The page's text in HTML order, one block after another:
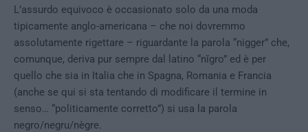
L’assurdo equivoco è occasionato solo da una moda
tipicamente anglo-americana – che noi dovremmo
assolutamente rigettare – riguardante la parola “nigger” che,
comunque, deriva pur sempre dal latino “nĭgro” ed è per
quello che sia in Italia che in Spagna, Romania e Francia
(anche se qui si sta tentando di modificare il termine in
senso… “politicamente corretto”) si usa la parola
negro/negru/nègre.